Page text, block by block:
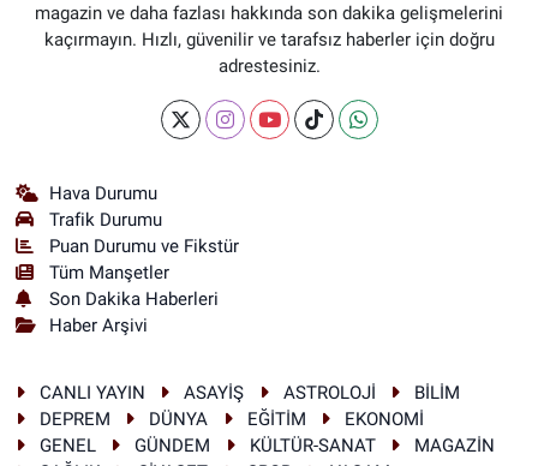
magazin ve daha fazlası hakkında son dakika gelişmelerini
kaçırmayın. Hızlı, güvenilir ve tarafsız haberler için doğru
adrestesiniz.
Hava Durumu
Trafik Durumu
Puan Durumu ve Fikstür
Tüm Manşetler
Son Dakika Haberleri
Haber Arşivi
CANLI YAYIN ASAYİŞ ASTROLOJİ
BİLİM
DEPREM
DÜNYA EĞİTİM
EKONOMİ
GENEL
GÜNDEM KÜLTÜR-SANAT
MAGAZİN